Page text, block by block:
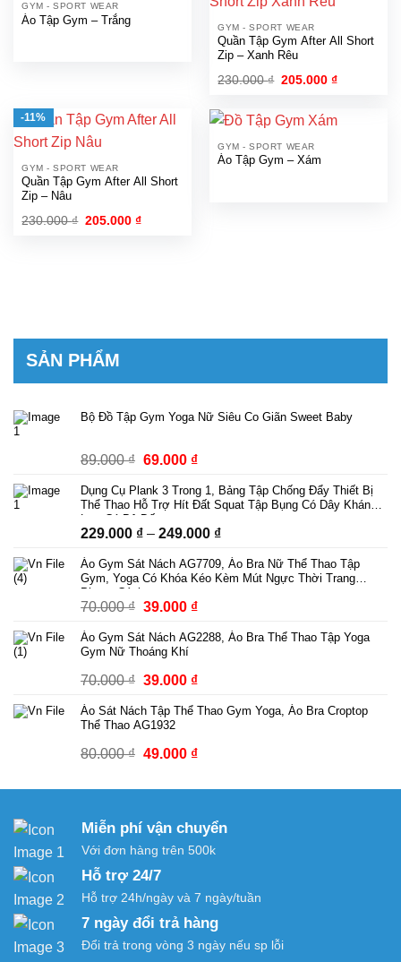
GYM - SPORT WEAR
Áo Tập Gym – Trắng
GYM - SPORT WEAR
Quần Tập Gym After All Short
Zip – Xanh Rêu
230.000₫ Giá
230.000 ₫.
205.000₫Giá
205.000 ₫.
-11%
GYM - SPORT WEAR
Quần Tập Gym After All Short
Zip – Nâu
230.000₫ Giá
205.000₫Giá
GYM - SPORT WEAR
Áo Tập Gym – Xám
SẢN PHẨM
Bộ Đồ Tập Gym Yoga Nữ Siêu Co Giãn Sweet Baby
89.000₫ Giá
là:
89.000 ₫.
69.000 ₫Giá
tại
69.000 ₫.
Dụng Cụ Plank 3 Trong 1, Bảng Tập Chống Đẩy Thiết Bị
Thể Thao Hỗ Trợ Hít Đất Squat Tập Bụng Có Dây Kháng
Lực Có Bộ Đếm
229.000 ₫ – 249.000 ₫Khoảng
từ
229.000 ₫
Áo Gym Sát Nách AG7709, Áo Bra Nữ Thể Thao Tập
Gym, Yoga Có Khóa Kéo Kèm Mút Ngực Thời Trang
Phong Cách
70.000₫ Giá
là:
70.000 ₫.
39.000 ₫Giá
tại
39.000 ₫.
Áo Gym Sát Nách AG2288, Áo Bra Thể Thao Tập Yoga
Gym Nữ Thoáng Khí
70.000₫ Giá
là:
39.000 ₫Giá
tại
39.000 ₫.
Áo Sát Nách Tập Thể Thao Gym Yoga, Áo Bra Croptop
Thể Thao AG1932
80.000₫ Giá
là:
49.000 ₫Giá
tại
49.000 ₫.
Miễn phí vận chuyển
Với đơn hàng trên 500k
Hỗ trợ 24/7
Hỗ trợ 24h/ngày và 7 ngày/tuần
7 ngày đổi trả hàng
Đổi trả trong vòng 3 ngày nếu sp lỗi